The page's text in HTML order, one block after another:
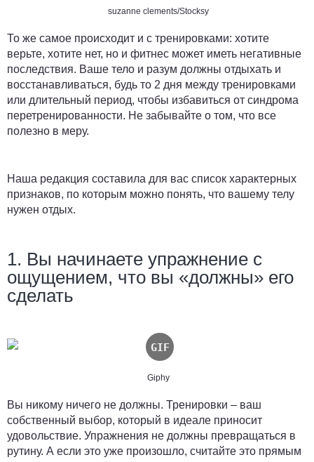
suzanne clements/Stocksy
То же самое происходит и с тренировками: хотите
верьте, хотите нет, но и фитнес может иметь негативные
последствия. Ваше тело и разум должны отдыхать и
восстанавливаться, будь то 2 дня между тренировками
или длительный период, чтобы избавиться от синдрома
перетренированности. Не забывайте о том, что все
полезно в меру.
Наша редакция составила для вас список характерных
признаков, по которым можно понять, что вашему телу
нужен отдых.
1. Вы начинаете упражнение с
ощущением, что вы «должны» его
сделать
Giphy
Вы никому ничего не должны. Тренировки – ваш
собственный выбор, который в идеале приносит
удовольствие. Упражнения не должны превращаться в
рутину. А если это уже произошло, считайте это прямым